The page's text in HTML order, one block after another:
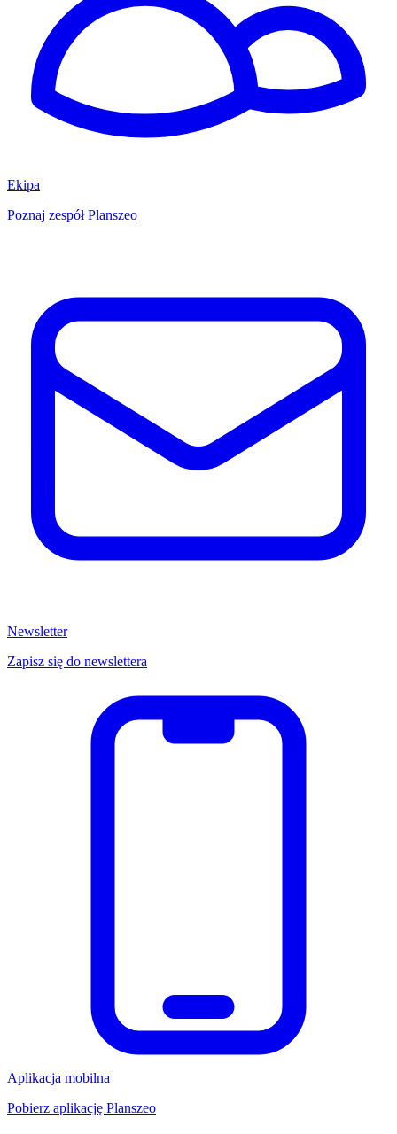
Ekipa
Poznaj zespół Planszeo
Newsletter
Zapisz się do newslettera
Aplikacja mobilna
Pobierz aplikację Planszeo